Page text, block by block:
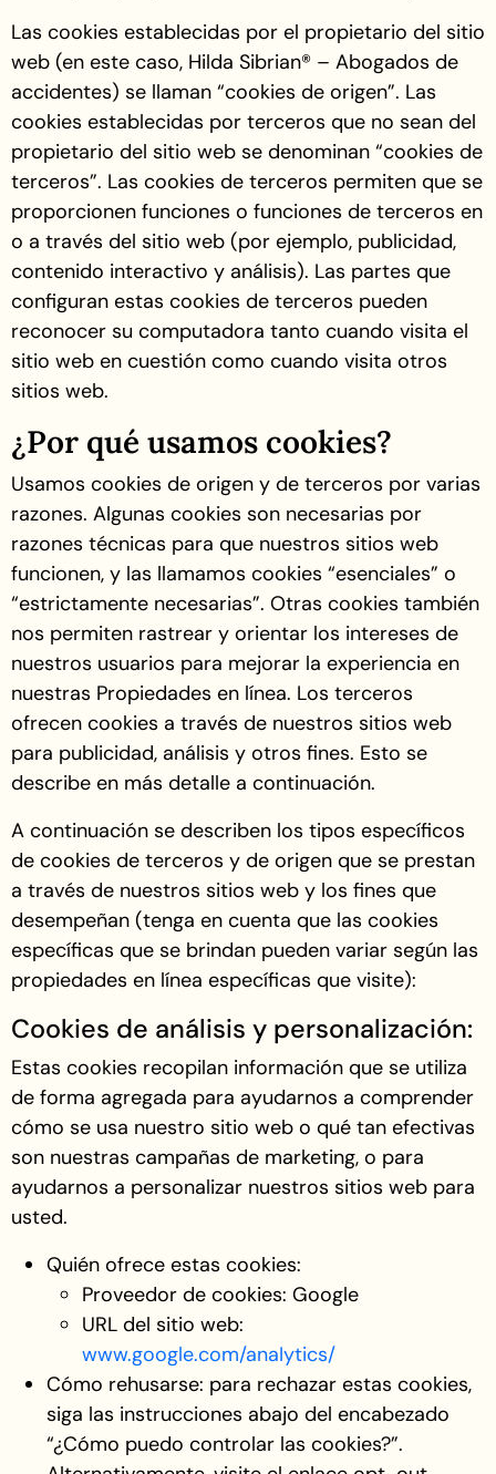
Las cookies establecidas por el propietario del sitio
web (en este caso, Hilda Sibrian® – Abogados de
accidentes) se llaman “cookies de origen”. Las
cookies establecidas por terceros que no sean del
propietario del sitio web se denominan “cookies de
terceros”. Las cookies de terceros permiten que se
proporcionen funciones o funciones de terceros en
o a través del sitio web (por ejemplo, publicidad,
contenido interactivo y análisis). Las partes que
configuran estas cookies de terceros pueden
reconocer su computadora tanto cuando visita el
sitio web en cuestión como cuando visita otros
sitios web.
¿Por qué usamos cookies?
Usamos cookies de origen y de terceros por varias
razones. Algunas cookies son necesarias por
razones técnicas para que nuestros sitios web
funcionen, y las llamamos cookies “esenciales” o
“estrictamente necesarias”. Otras cookies también
nos permiten rastrear y orientar los intereses de
nuestros usuarios para mejorar la experiencia en
nuestras Propiedades en línea. Los terceros
ofrecen cookies a través de nuestros sitios web
para publicidad, análisis y otros fines. Esto se
describe en más detalle a continuación.
A continuación se describen los tipos específicos
de cookies de terceros y de origen que se prestan
a través de nuestros sitios web y los fines que
desempeñan (tenga en cuenta que las cookies
específicas que se brindan pueden variar según las
propiedades en línea específicas que visite):
Cookies de análisis y personalización:
Estas cookies recopilan información que se utiliza
de forma agregada para ayudarnos a comprender
cómo se usa nuestro sitio web o qué tan efectivas
son nuestras campañas de marketing, o para
ayudarnos a personalizar nuestros sitios web para
usted.
Quién ofrece estas cookies:
Proveedor de cookies: Google
URL del sitio web:
www.google.com/anaIytics/
Cómo rehusarse: para rechazar estas cookies,
siga las instrucciones abajo del encabezado
“¿Cómo puedo controlar las cookies?”.